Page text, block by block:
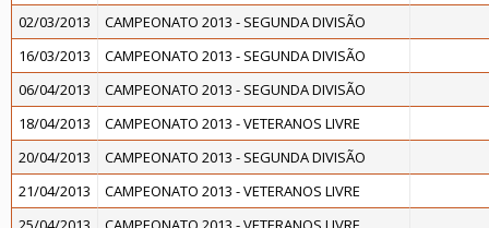
02/03/2013
CAMPEONATO 2013 - SEGUNDA DIVISÃO
16/03/2013
CAMPEONATO 2013 - SEGUNDA DIVISÃO
06/04/2013
CAMPEONATO 2013 - SEGUNDA DIVISÃO
18/04/2013
CAMPEONATO 2013 - VETERANOS LIVRE
20/04/2013
CAMPEONATO 2013 - SEGUNDA DIVISÃO
21/04/2013
CAMPEONATO 2013 - VETERANOS LIVRE